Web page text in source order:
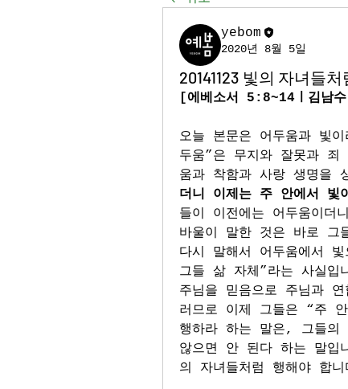
yebom
2020년 8월 5일
20141123 빛의 자녀들
[에베소서 5:8~14ㅣ김남
오늘 본문은 어두움과 빛
두움”은 무지와 잘못과
움과 착함과 사랑 생명을
더니 이제는 주 안에서 빛
들이 이전에는 어두움이
바울이 말한 것은 바로 그
다시 말해서 어두움에서
그들 삶 자체”라는 사실
주님을 믿음으로 주님과
러므로 이제 그들은 “주
행하라 하는 말은, 그들의
않으면 안 된다 하는 말입
의 자녀들처럼 행해야 합니